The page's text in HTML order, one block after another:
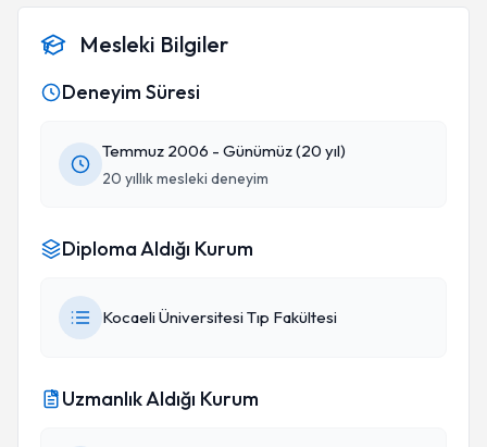
Mesleki Bilgiler
Deneyim Süresi
Temmuz 2006 - Günümüz (20 yıl)
20 yıllık mesleki deneyim
Diploma Aldığı Kurum
Kocaeli Üniversitesi Tıp Fakültesi
Uzmanlık Aldığı Kurum